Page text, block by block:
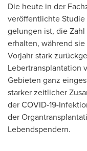
Die heute in der
veröffentlichte Studie
gelungen ist, die
erhalten, während
Vorjahr stark
Lebertransplantation
Gebieten ganz
starker zeitlicher
der COVID-19-
der
Lebendspendern.